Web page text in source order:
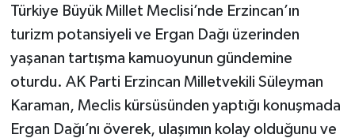
Türkiye Büyük Millet Meclisi’nde Erzincan’ın
turizm potansiyeli ve Ergan Dağı üzerinden
yaşanan tartışma kamuoyunun gündemine
oturdu. AK Parti Erzincan Milletvekili Süleyman
Karaman, Meclis kürsüsünden yaptığı konuşmada
Ergan Dağı’nı överek, ulaşımın kolay olduğunu ve